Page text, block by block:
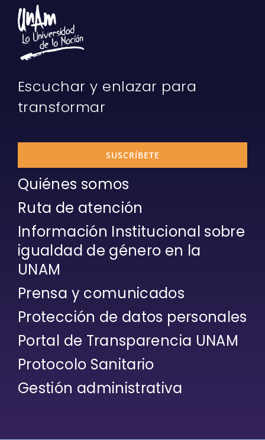
Escuchar y enlazar para
transformar
SUSCRÍBETE
Quiénes somos
Ruta de atención
Información Institucional sobre
igualdad de género en la
UNAM
Prensa y comunicados
Protección de datos personales
Portal de Transparencia UNAM
Protocolo Sanitario
Gestión administrativa